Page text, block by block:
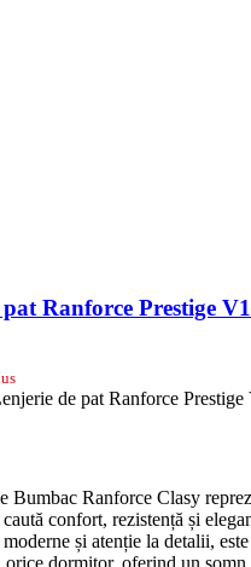
Ranforce Prestige V1
de pat Ranforce Prestige
Bumbac Ranforce Clasy
confort, rezistență și
și atenție la detalii,
orice dormitor, oferind un